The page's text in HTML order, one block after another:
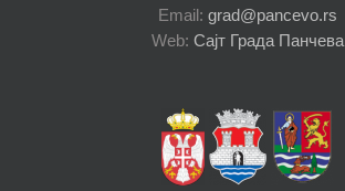
Email: grad@pancevo.rs
Web: Сајт Града Панчева